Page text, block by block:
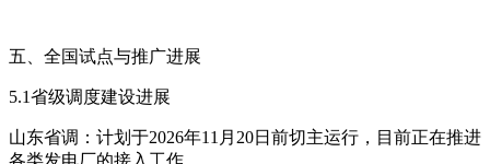
五、全国试点与推广进展
5.1省级调度建设进展
山东省调：计划于2026年11月20日前切主运行，目前正在推进
各类发电厂的接入工作